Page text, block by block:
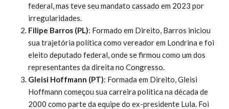
federal, mas teve seu mandato cassado em 2023 por
irregularidades.
Filipe Barros (PL): Formado em Direito, Barros iniciou
sua trajetória política como vereador em Londrina e foi
eleito deputado federal, onde se firmou como um dos
representantes da direita no Congresso.
Gleisi Hoffmann (PT): Formada em Direito, Gleisi
Hoffmann começou sua carreira política na década de
2000 como parte da equipe do ex-presidente Lula. Foi